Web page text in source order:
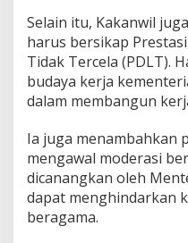
Selain itu, Kakanwil
harus bersikap
Tidak Tercela (PDLT).
budaya kerja
dalam membangun
Ia juga menambahkan
mengawal moderasi
dicanangkan oleh
dapat menghindarkan
beragama.